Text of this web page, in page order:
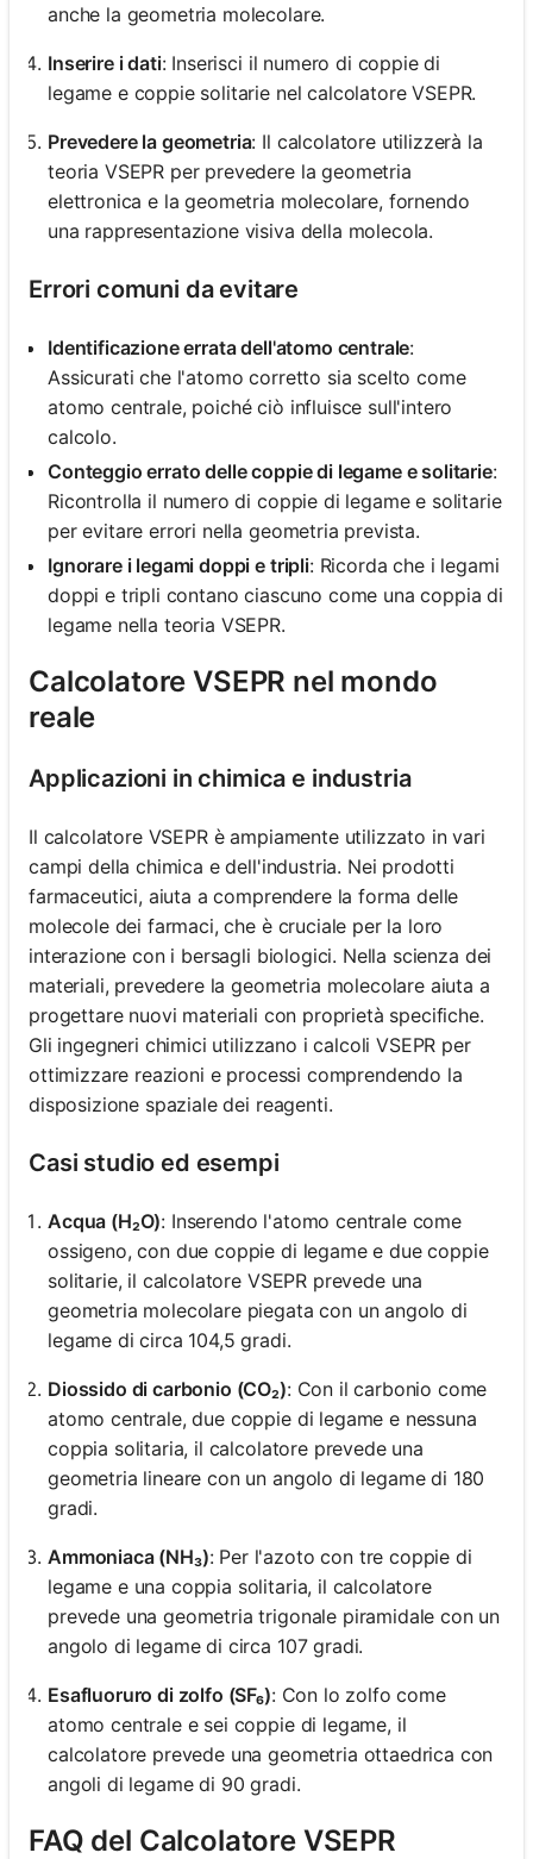
anche la geometria molecolare.
Inserire i dati: Inserisci il numero di coppie di
legame e coppie solitarie nel calcolatore VSEPR.
Prevedere la geometria: Il calcolatore utilizzerà la
teoria VSEPR per prevedere la geometria
elettronica e la geometria molecolare, fornendo
una rappresentazione visiva della molecola.
Errori comuni da evitare
Identificazione errata dell'atomo centrale:
Assicurati che l'atomo corretto sia scelto come
atomo centrale, poiché ciò influisce sull'intero
calcolo.
Conteggio errato delle coppie di legame e solitarie:
Ricontrolla il numero di coppie di legame e solitarie
per evitare errori nella geometria prevista.
Ignorare i legami doppi e tripli: Ricorda che i legami
doppi e tripli contano ciascuno come una coppia di
legame nella teoria VSEPR.
Calcolatore VSEPR nel mondo
reale
Applicazioni in chimica e industria
Il calcolatore VSEPR è ampiamente utilizzato in vari
campi della chimica e dell'industria. Nei prodotti
farmaceutici, aiuta a comprendere la forma delle
molecole dei farmaci, che è cruciale per la loro
interazione con i bersagli biologici. Nella scienza dei
materiali, prevedere la geometria molecolare aiuta a
progettare nuovi materiali con proprietà specifiche.
Gli ingegneri chimici utilizzano i calcoli VSEPR per
ottimizzare reazioni e processi comprendendo la
disposizione spaziale dei reagenti.
Casi studio ed esempi
Acqua (H₂O): Inserendo l'atomo centrale come
ossigeno, con due coppie di legame e due coppie
solitarie, il calcolatore VSEPR prevede una
geometria molecolare piegata con un angolo di
legame di circa 104,5 gradi.
Diossido di carbonio (CO₂): Con il carbonio come
atomo centrale, due coppie di legame e nessuna
coppia solitaria, il calcolatore prevede una
geometria lineare con un angolo di legame di 180
gradi.
Ammoniaca (NH₃): Per l'azoto con tre coppie di
legame e una coppia solitaria, il calcolatore
prevede una geometria trigonale piramidale con un
angolo di legame di circa 107 gradi.
Esafluoruro di zolfo (SF₆): Con lo zolfo come
atomo centrale e sei coppie di legame, il
calcolatore prevede una geometria ottaedrica con
angoli di legame di 90 gradi.
FAQ del Calcolatore VSEPR